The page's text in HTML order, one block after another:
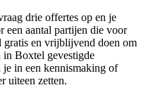
drie offertes op en je
een aantal partijen die voor
gratis en vrijblijvend doen om
in Boxtel gevestigde
in een kennismaking of
uiteen zetten.